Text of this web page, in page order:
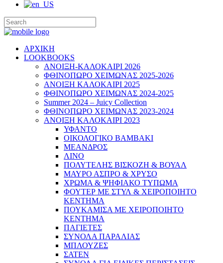
ΑΡΧΙΚΗ
LOOKBOOKS
ΑΝΟΙΞΗ-ΚΑΛΟΚΑΙΡΙ 2026
ΦΘΙΝΟΠΩΡΟ ΧΕΙΜΩΝΑΣ 2025-2026
ΑΝΟΙΞΗ ΚΑΛΟΚΑΙΡΙ 2025
ΦΘΙΝΟΠΩΡΟ ΧΕΙΜΩΝΑΣ 2024-2025
Summer 2024 – Juicy Collection
ΦΘΙΝΟΠΩΡΟ ΧΕΙΜΩΝΑΣ 2023-2024
ΑΝΟΙΞΗ ΚΑΛΟΚΑΙΡΙ 2023
ΥΦΑΝΤΟ
ΟΙΚΟΛΟΓΙΚΟ ΒΑΜΒΑΚΙ
ΜΕΑΝΔΡΟΣ
ΛΙΝΟ
ΠΟΛΥΤΕΛΗΣ ΒΙΣΚΟΖΗ & ΒΟΥΑΛ
ΜΑΥΡΟ ΑΣΠΡΟ & ΧΡΥΣΟ
ΧΡΩΜΑ & ΨΗΦΙΑΚΟ ΤΥΠΩΜΑ
ΦΟΥΤΕΡ ΜΕ ΣΤΥΛ & ΧΕΙΡΟΠΟΙΗΤΟ
ΚΕΝΤΗΜΑ
ΠΟΥΚΑΜΙΣΑ ΜΕ ΧΕΙΡΟΠΟΙΗΤΟ
ΚΕΝΤΗΜΑ
ΠΑΓΙΕΤΕΣ
ΣΥΝΟΛΑ ΠΑΡΑΛΙΑΣ
ΜΠΛΟΥΖΕΣ
ΣΑΤΕΝ